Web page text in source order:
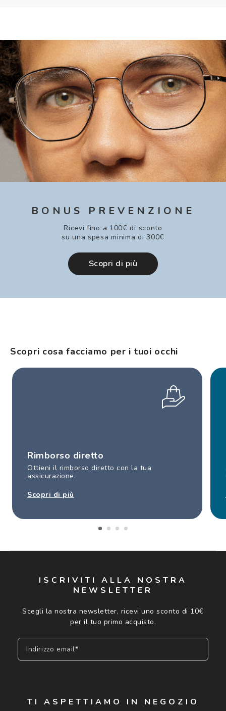
BONUS PREVENZIONE
Ricevi fino a 100€ di sconto
su una spesa minima di 300€
Scopri di più
Scopri cosa facciamo per i tuoi occhi
Rimborso diretto
Ottieni il rimborso diretto con la tua
assicurazione.
Scopri di più
ISCRIVITI ALLA NOSTRA
NEWSLETTER
Scegli la nostra newsletter, ricevi uno sconto di 10€
per il tuo primo acquisto.
Indirizzo email*
TI ASPETTIAMO IN NEGOZIO